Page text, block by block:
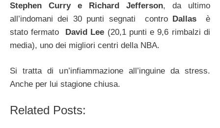
Stephen Curry e Richard Jefferson, da ultimo
all’indomani dei 30 punti segnati contro Dallas
è
stato fermato David Lee (20,1 punti e 9,6 rimbalzi di
media), uno dei migliori centri della NBA.
Si tratta di un’infiammazione all’inguine da stress.
Anche per lui stagione chiusa.
Related Posts: